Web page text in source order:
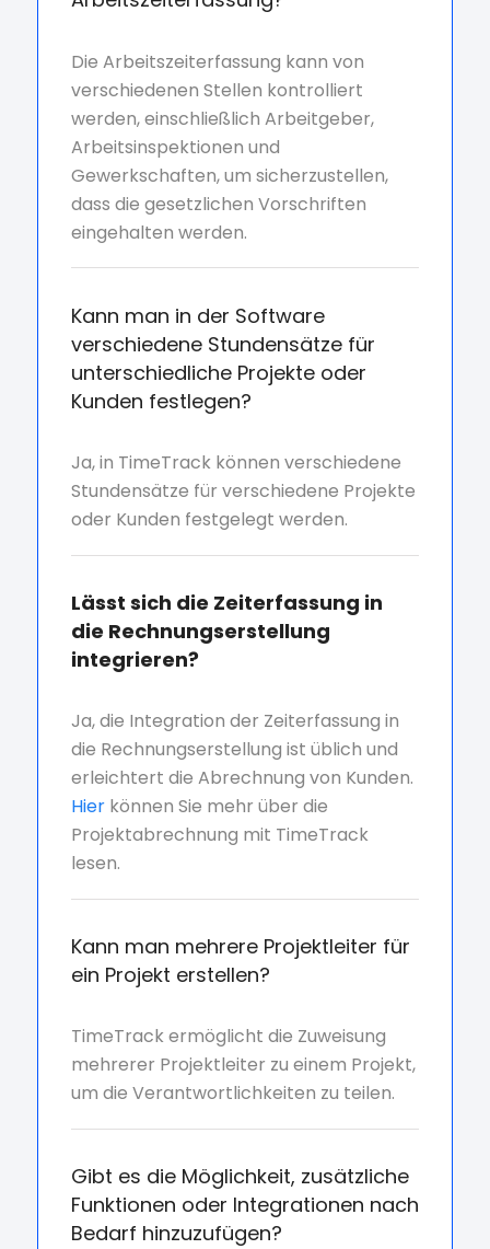
Die Arbeitszeiterfassung kann von
verschiedenen Stellen kontrolliert
werden, einschließlich Arbeitgeber,
Arbeitsinspektionen und
Gewerkschaften, um sicherzustellen,
dass die gesetzlichen Vorschriften
eingehalten werden.
Kann man in der Software
verschiedene Stundensätze für
unterschiedliche Projekte oder
Kunden festlegen?
Ja, in TimeTrack können verschiedene
Stundensätze für verschiedene Projekte
oder Kunden festgelegt werden.
Lässt sich die Zeiterfassung in
die Rechnungserstellung
integrieren?
Ja, die Integration der Zeiterfassung in
die Rechnungserstellung ist üblich und
erleichtert die Abrechnung von Kunden.
Hierkönnen Sie mehr über die
Projektabrechnung mit TimeTrack
lesen.
Kann man mehrere Projektleiter für
ein Projekt erstellen?
TimeTrack ermöglicht die Zuweisung
mehrerer Projektleiter zu einem Projekt,
um die Verantwortlichkeiten zu teilen.
Gibt es die Möglichkeit, zusätzliche
Funktionen oder Integrationen nach
Bedarf hinzuzufügen?